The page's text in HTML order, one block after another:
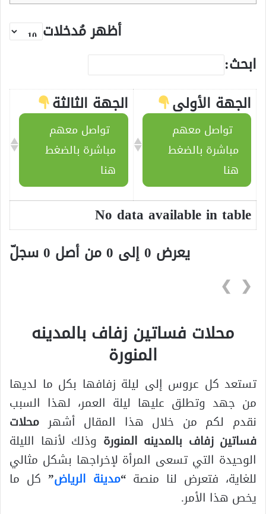
أظهر مُدخلات
ابحث:
الجهة الأولى
تواصل معهم
مباشرة بالضغط
هنا
الجهة الثالثة
تواصل معهم
مباشرة بالضغط
هنا
No data available in table
يعرض 0 إلى 0 من أصل 0 سجلّ
❮
❯
محلات فساتين زفاف بالمدينه
المنورة
تستعد كل عروس إلى ليلة زفافها بكل ما لديها
من جهد وتطلق عليها ليلة العمر، لهذا السبب
نقدم لكم من خلال هذا المقال أشهر محلات
فساتين زفاف بالمدينه المنورة وذلك لأنها الليلة
الوحيدة التي تسعى المرأة لإخراجها بشكل مثالي
للغاية، فتعرض لنا منصة “مدينة الرياض” كل ما
يخص هذا الأمر.